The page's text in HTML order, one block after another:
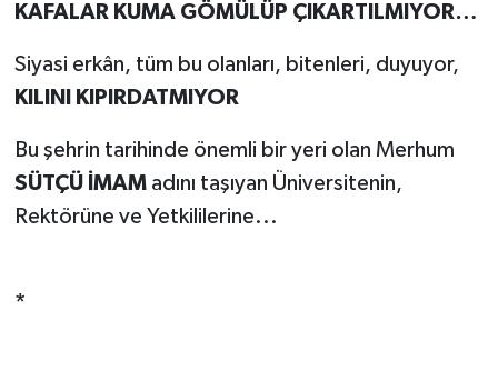
KAFALAR KUMA GÖMÜLÜP ÇIKARTILMIYOR…
Siyasi erkân, tüm bu olanları, bitenleri, duyuyor,
KILINI KIPIRDATMIYOR
Bu şehrin tarihinde önemli bir yeri olan Merhum
SÜTÇÜ İMAMadını taşıyan Üniversitenin,
Rektörüne ve Yetkililerine...
*